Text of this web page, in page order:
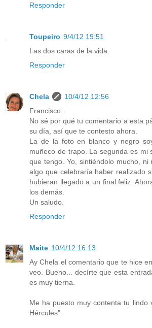
Responder
Toupeiro 9/4/12 19:51
Las dos caras de la vida.
Responder
Chela
10/4/12 12:56
Francisco:
No sé por qué tu comentario a esta
su día, así que te contesto ahora.
La de la foto en blanco y negro
muñeco de trapo. La segunda es mi
que tengo. Yo, sintiéndolo mucho, ni
algo que celebraría haber realizado
hubieran llegado a un final feliz.
los demás.
Un saludo.
Responder
Maite 10/4/12 16:13
Ay Chela el comentario que te hice
veo. Bueno... decírte que esta
es muy tierna.
Me ha puesto muy contenta tu lindo
Hércules".